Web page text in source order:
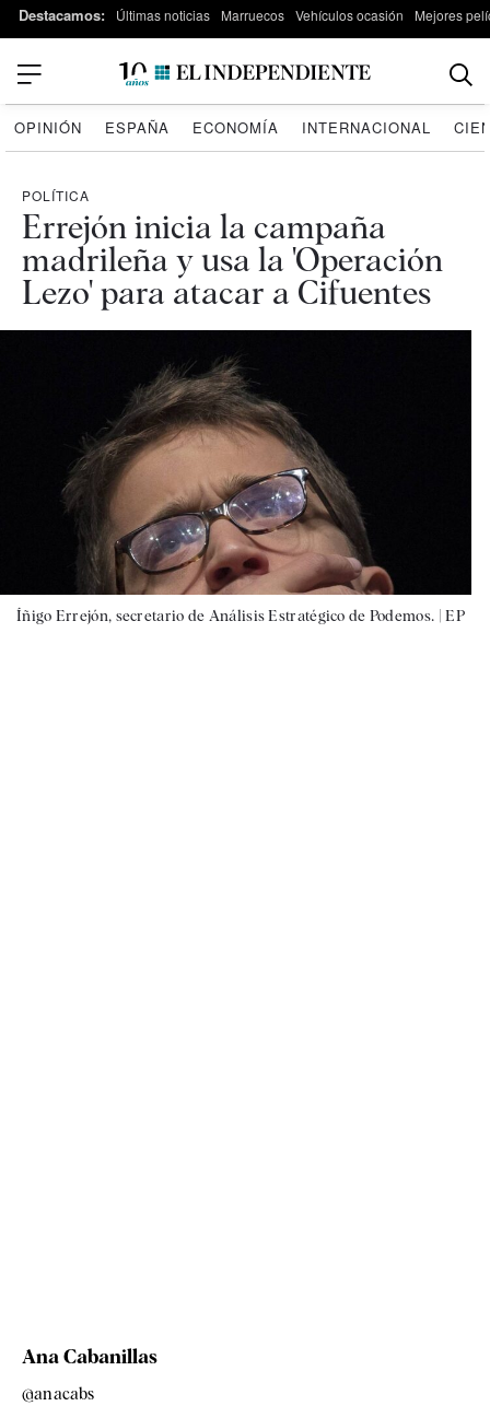
Destacamos: Últimas noticias Marruecos Vehículos ocasión Mejores
OPINIÓN ESPAÑA ECONOMÍA INTERNACIONAL
POLÍTICA
Errejón inicia la campaña
madrileña y usa la 'Operación
Lezo' para atacar a Cifuentes
Íñigo Errejón, secretario de Análisis Estratégico de Podemos. |EP
Ana Cabanillas
@anacabs